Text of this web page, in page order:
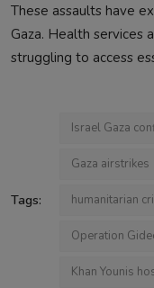
These assaults have
Gaza. Health services
struggling to access
Tags:
Israel Gaza
Gaza airstrikes
humanitarian
Operation
Khan Younis